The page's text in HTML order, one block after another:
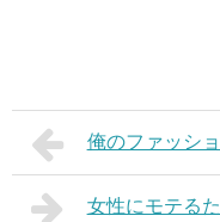
俺のファッシ
女性にモテる